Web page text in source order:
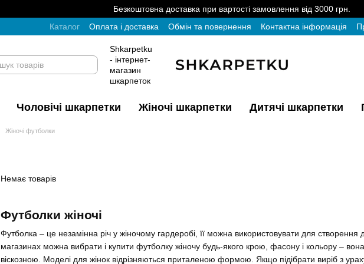
Безкоштовна доставка при вартості замовлення від 3000 грн.
Каталог
Оплата і доставка Обмін та повернення Контактна інформація
Shkarpetku
- інтернет-
магазин
шкарпеток
Чоловічі шкарпетки Жіночі шкарпетки Дитячі шкарпетки
Жіночі футболки
Футболки жіночі
Футболка – це незамінна річ у жіночому гардеробі, її можна використовувати для створення
магазинах можна вибрати і купити футболку жіночу будь-якого крою, фасону і кольору –
віскозною. Моделі для жінок відрізняються приталеною формою. Якщо підібрати виріб з
Немає товарів